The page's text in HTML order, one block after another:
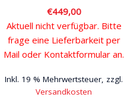
€449,00
Aktuell nicht verfügbar. Bitte
frage eine Lieferbarkeit per
Mail oder Kontaktformular an.
Inkl. 19 % Mehrwertsteuer, zzgl.
Versandkosten